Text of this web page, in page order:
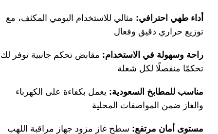
أداء طهي احترافي: مثالي للاستخدام اليومي المكثف، مع
توزيع حراري دقيق وفعال
راحة وسهولة في الاستخدام: مقابض تحكم جانبية توفر لك
تحكمًا منفصلًا لكل شعلة
مناسب للمطابخ السعودية: يعمل بكفاءة على الكهرباء
والغاز ضمن المواصفات المحلية
مستوى أمان مرتفع: سطح غاز مزود جهاز مراقبة اللهب